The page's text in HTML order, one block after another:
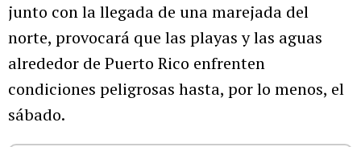
junto con la llegada de una marejada del
norte, provocará que las playas y las aguas
alrededor de Puerto Rico enfrenten
condiciones peligrosas hasta, por lo menos, el
sábado.